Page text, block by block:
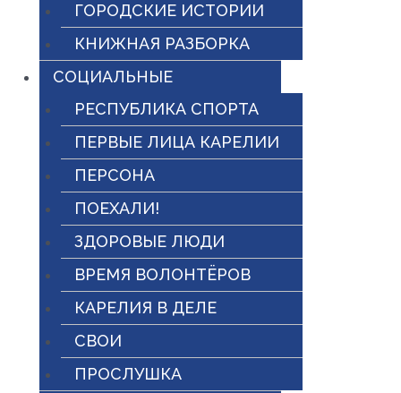
ГОРОДСКИЕ ИСТОРИИ
КНИЖНАЯ РАЗБОРКА
СОЦИАЛЬНЫЕ
РЕСПУБЛИКА СПОРТА
ПЕРВЫЕ ЛИЦА КАРЕЛИИ
ПЕРСОНА
ПОЕХАЛИ!
ЗДОРОВЫЕ ЛЮДИ
ВРЕМЯ ВОЛОНТЁРОВ
КАРЕЛИЯ В ДЕЛЕ
СВОИ
ПРОСЛУШКА